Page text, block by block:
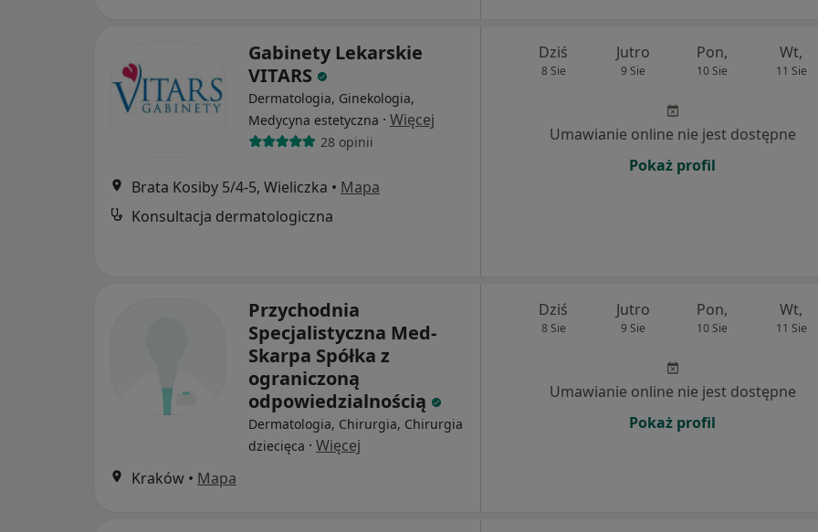
Gabinety Lekarskie
VITARS
Dermatologia, Ginekologia,
Medycyna estetyczna · Więcej
28 opinii
Brata Kosiby 5/4-5, Wieliczka • Mapa
Konsultacja dermatologiczna
Dziś
8 Sie
Jutro
9 Sie
Pon,
10 Sie
Wt,
11 Sie
Umawianie online nie jest dostępne
Pokaż profil
Przychodnia
Specjalistyczna Med-
Skarpa Spółka z
ograniczoną
odpowiedzialnością
Dermatologia, Chirurgia, Chirurgia
dziecięca · Więcej
Kraków • Mapa
Dziś
8 Sie
Jutro
9 Sie
Pon,
10 Sie
Wt,
11 Sie
Umawianie online nie jest dostępne
Pokaż profil